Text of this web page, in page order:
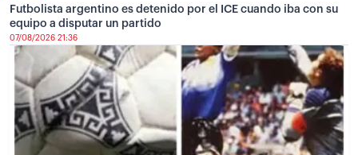
Futbolista argentino es detenido por el ICE cuando iba con su
equipo a disputar un partido
07/08/2026 21:36